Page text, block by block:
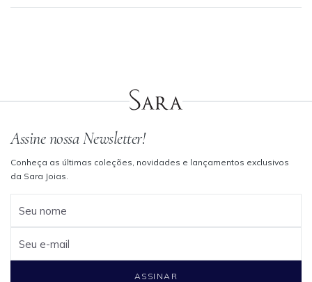
Assine nossa Newsletter!
Conheça as últimas coleções, novidades e lançamentos exclusivos
da Sara Joias.
Seu nome
Seu e-mail
ASSINAR